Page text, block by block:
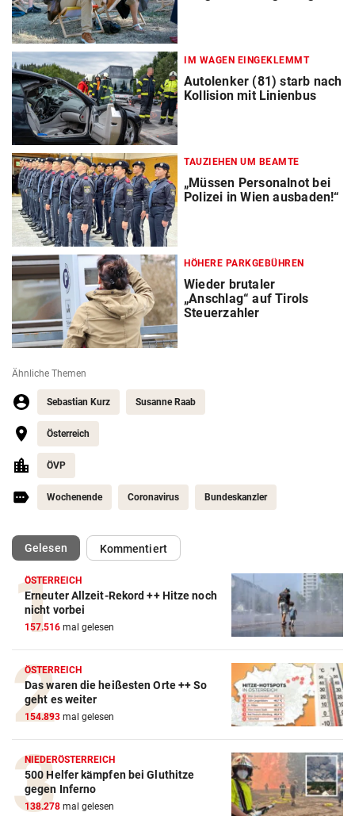
IM WAGEN EINGEKLEMMT
Autolenker (81) starb nach
Kollision mit Linienbus
TAUZIEHEN UM BEAMTE
„Müssen Personalnot bei
Polizei in Wien ausbaden!“
HÖHERE PARKGEBÜHREN
Wieder brutaler
„Anschlag“ auf Tirols
Steuerzahler
Ähnliche Themen
Sebastian Kurz Susanne Raab
Österreich
ÖVP
Wochenende Coronavirus Bundeskanzler
Gelesen(ausgewählt)Kommentiert
ÖSTERREICH
Erneuter Allzeit-Rekord ++ Hitze noch
nicht vorbei
157.516 mal gelesen
ÖSTERREICH
Das waren die heißesten Orte ++ So
geht es weiter
154.893 mal gelesen
NIEDERÖSTERREICH
500 Helfer kämpfen bei Gluthitze
gegen Inferno
138.278 mal gelesen